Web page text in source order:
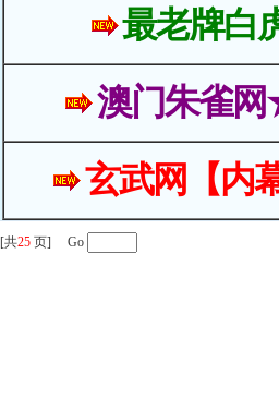
最老牌白
澳门朱雀
玄武网【内
[共25 页] Go